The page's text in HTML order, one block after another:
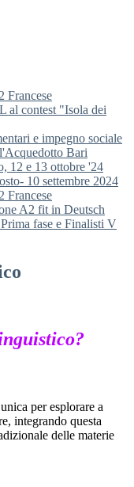
Francese
al contest "Isola dei
e impegno sociale
Bari
12 e 13 ottobre '24
10 settembre 2024
Francese
A2 fit in Deutsch
fase e Finalisti V
per esplorare a
integrando questa
delle materie